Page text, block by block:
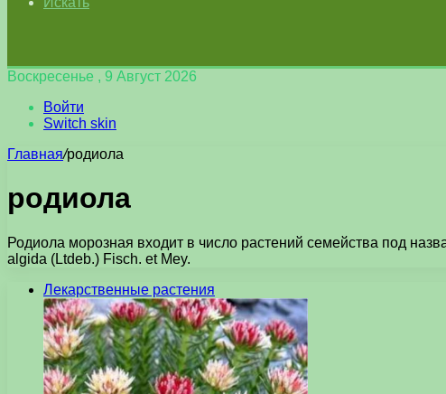
Воскресенье , 9 Август 2026
Войти
Switch skin
Главная/родиола
родиола
Родиола морозная входит в число растений семейства под
algida (Ltdeb.) Fisch. et Mey.
Лекарственные растения